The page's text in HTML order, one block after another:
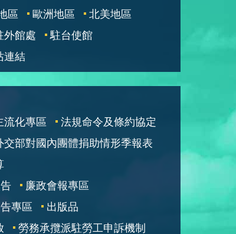
區 歐洲地區
北美地區
外館處
駐台使館
連結
流化專區
法規命令及條約協定
交部對國內團體捐助情形季報表
廉政會報專區
專區
出版品
勞務承攬派駐勞工申訴機制